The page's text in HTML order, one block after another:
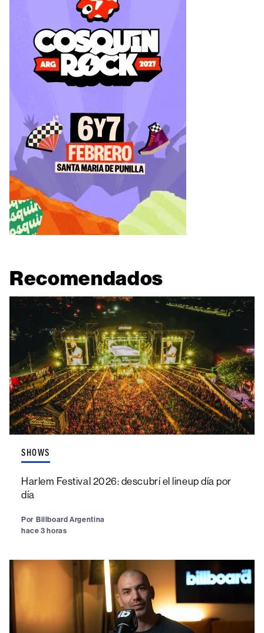
Recomendados
SHOWS
Harlem Festival 2026: descubrí el lineup día por
día
Por Billboard Argentina
hace 3 horas